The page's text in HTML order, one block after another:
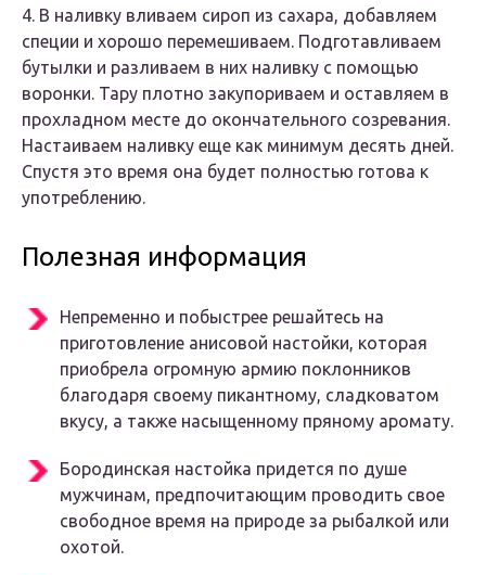
4. В наливку вливаем сироп из сахара, добавляем
специи и хорошо перемешиваем. Подготавливаем
бутылки и разливаем в них наливку с помощью
воронки. Тару плотно закупориваем и оставляем в
прохладном месте до окончательного созревания.
Настаиваем наливку еще как минимум десять дней.
Спустя это время она будет полностью готова к
употреблению.
Полезная информация
Непременно и побыстрее решайтесь на
приготовление анисовой настойки, которая
приобрела огромную армию поклонников
благодаря своему пикантному, сладковатом
вкусу, а также насыщенному пряному аромату.
Бородинская настойка придется по душе
мужчинам, предпочитающим проводить свое
свободное время на природе за рыбалкой или
охотой.